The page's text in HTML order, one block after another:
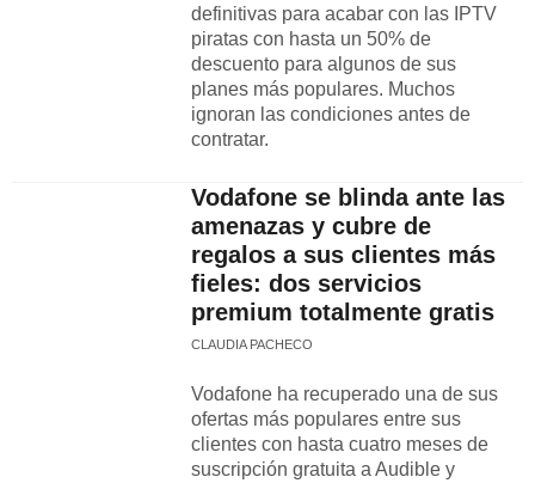
definitivas para acabar con las IPTV
piratas con hasta un 50% de
descuento para algunos de sus
planes más populares. Muchos
ignoran las condiciones antes de
contratar.
Vodafone se blinda ante las
amenazas y cubre de
regalos a sus clientes más
fieles: dos servicios
premium totalmente gratis
CLAUDIA PACHECO
Vodafone ha recuperado una de sus
ofertas más populares entre sus
clientes con hasta cuatro meses de
suscripción gratuita a Audible y